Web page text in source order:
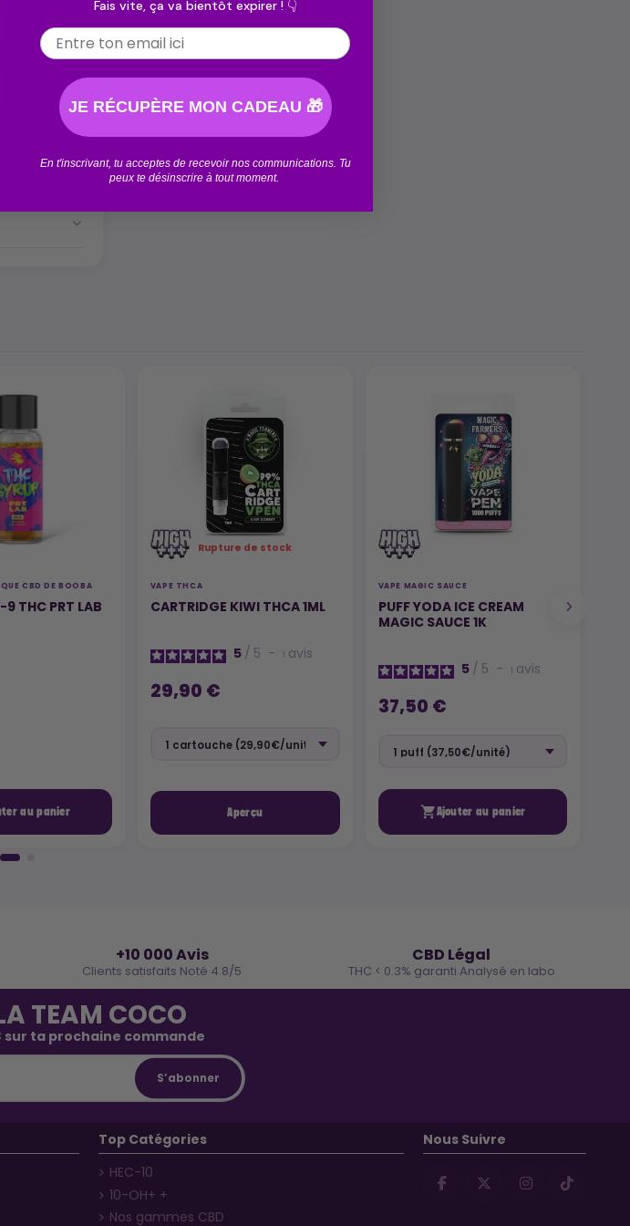
CBD DE BOOBA
THC PRT LAB
au panier
Rupture de stock
VAPE THCA
CARTRIDGE KIWI THCA 1ML
5 / 5 - 1 avis
29,90 €
Aperçu
VAPE MAGIC SAUCE
PUFF YODA ICE CREAM
MAGIC SAUCE 1K
5 / 5 - 1 avis
37,50 €
Ajouter au panier
+10 000 Avis
Clients satisfaits Noté 4.8/5
CBD Légal
THC < 0.3% garanti Analysé en labo
TEAM COCO
ta prochaine commande
Top Catégories
HEC-10
10-OH+ +
Nos gammes CBD
Nous Suivre
Fais vite, ça va bientôt expirer ! 👇
Email
JE RÉCUPÈRE MON CADEAU 🎁
En t'inscrivant, tu acceptes de recevoir nos communications. Tu
peux te désinscrire à tout moment.